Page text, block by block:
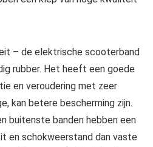
– de elektrische scooterband
rubber. Het heeft een goede
en veroudering met zeer
kan betere bescherming zijn.
buitenste banden hebben een
en schokweerstand dan vaste